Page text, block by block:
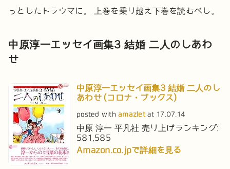
っとしたトラウマに。
上巻を乗り越え下巻を読むべし。
中原淳一エッセイ画集3 結婚 二人のしあわ
せ
中原淳一エッセイ画集3 結婚 二人のし
あわせ (コロナ・ブックス)
posted withamazletat 17.07.14
中原 淳一 平凡社 売り上げランキング:
581,585
Amazon.co.jpで詳細を見る